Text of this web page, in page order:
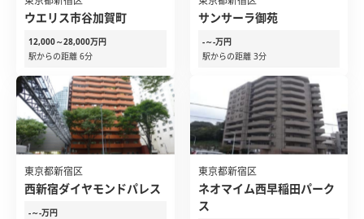
ウエリス市谷加賀町
12,000～28,000万円
駅からの距離 6分
サンサーラ御苑
-～-万円
駅からの距離 3分
東京都新宿区
西新宿ダイヤモンドパレス
-～-万円
東京都新宿区
ネオマイム西早稲田パーク
ス